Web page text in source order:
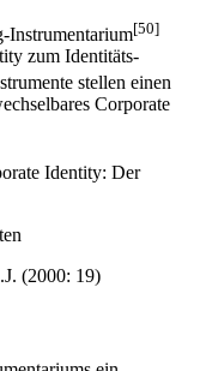
zum Identitäts-
stellen einen
Corporate
Identity: Der